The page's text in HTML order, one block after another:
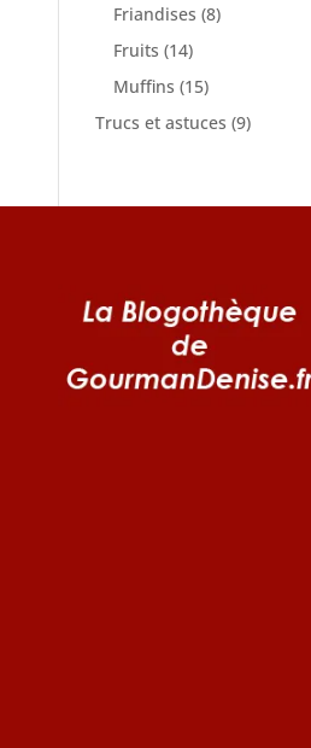
Friandises (8)
Fruits (14)
Muffins (15)
Trucs et astuces (9)